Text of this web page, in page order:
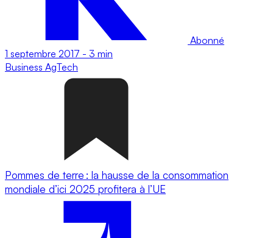
Abonné
1 septembre 2017 - 3 min
Business AgTech
Pommes de terre : la hausse de la consommation
mondiale d’ici 2025 profitera à l’UE